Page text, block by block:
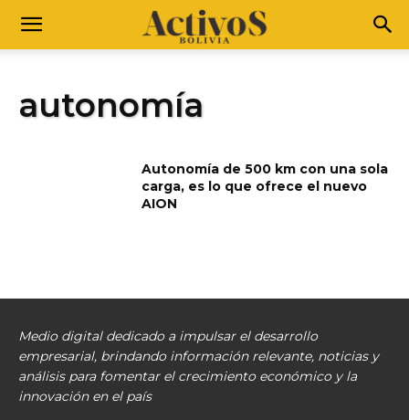
autonomía
Autonomía de 500 km con una sola
carga, es lo que ofrece el nuevo
AION
Medio digital dedicado a impulsar el desarrollo
empresarial, brindando información relevante, noticias y
análisis para fomentar el crecimiento económico y la
innovación en el país